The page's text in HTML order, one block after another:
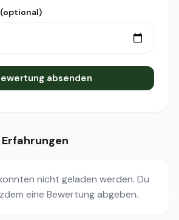
absenden
nicht geladen werden. Du
eine Bewertung abgeben.